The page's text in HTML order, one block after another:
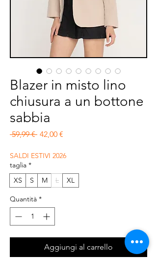
Blazer in misto lino
chiusura a un bottone
sabbia
59,99 € Prezzo regolare
42,00 €
SALDI ESTIVI 2026
taglia *
XS
S M L XL
Quantità *
Aggiungi al carrello